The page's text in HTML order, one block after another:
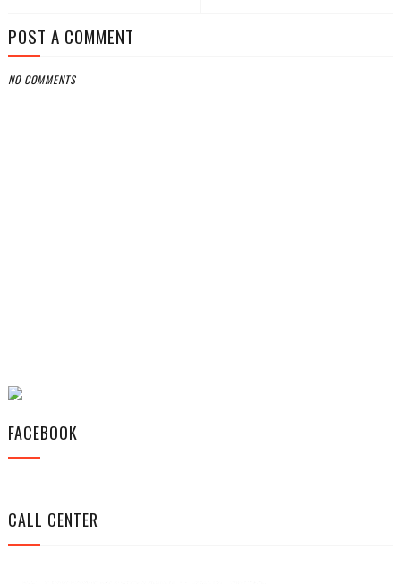
POST A COMMENT
NO COMMENTS
FACEBOOK
CALL CENTER